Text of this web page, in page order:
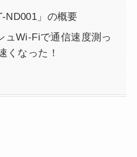
ND001」の概要
ュWi-Fiで通信速度測っ
くなった！